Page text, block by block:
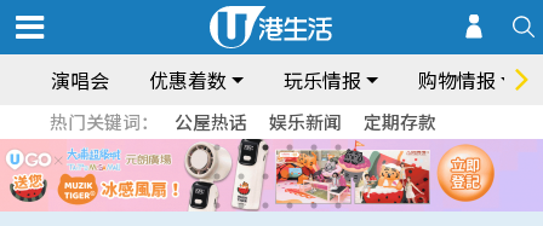
演唱会 优惠着数 玩乐情报 购物情报
热门关键词： 公屋热话 娱乐新闻 定期存款